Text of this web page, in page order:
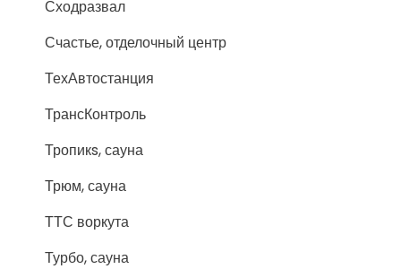
Сходразвал
Счастье, отделочный центр
ТехАвтостанция
ТрансКонтроль
Тропикs, сауна
Трюм, сауна
ТТС воркута
Турбо, сауна